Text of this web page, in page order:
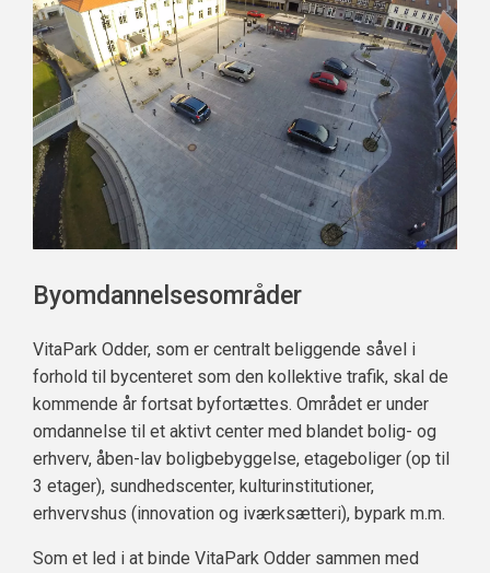
Byomdannelsesområder
VitaPark Odder, som er centralt beliggende såvel i
forhold til bycenteret som den kollektive trafik, skal de
kommende år fortsat byfortættes. Området er under
omdannelse til et aktivt center med blandet bolig- og
erhverv, åben-lav boligbebyggelse, etageboliger (op til
3 etager), sundhedscenter, kulturinstitutioner,
erhvervshus (innovation og iværksætteri), bypark m.m.
Som et led i at binde VitaPark Odder sammen med